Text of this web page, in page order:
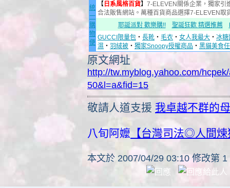
統
一
購
物
便
【 日系風格百貨】 7-ELEVEN關係企業，獨家引
合法販售網站。萬種百貨商品選擇7-ELEVEN取
耶誕派對 歡樂購!!
聖誕狂歡 精選推薦
GUCCI限量包 ‧ 長靴 ‧ 毛衣 ‧ 女人我最大 ‧ 冰糖
濕 ‧ 羽絨被 ‧ 獨家Snoopy授權商品 ‧ 黑貓美食
原文網址
http://tw.myblog.yahoo.com/
50&l=a&fid=15
敬請人道支援 我卓越不群的
八旬阿嬤 【台灣司法◎人間
本文於 2007/04/29 03:10 修改第 1